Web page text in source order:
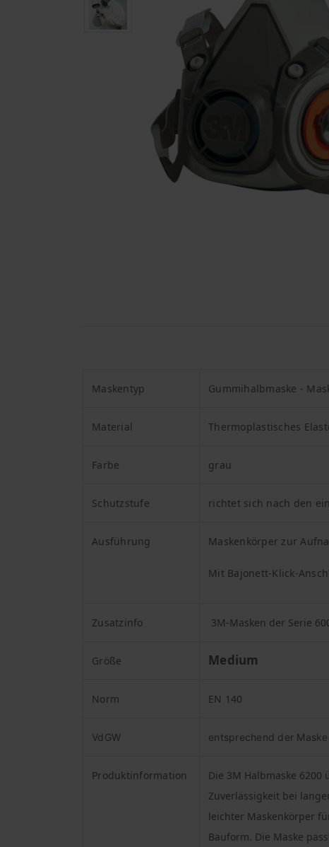
Maskentyp Gummihalbmaske -
Material Thermoplastisches
Farbe grau
Schutzstufe richtet sich nach den
Ausführung Maskenkörper zur
Mit Bajonett-Klick-
Zusatzinfo 3M-Masken der Serie
Größe Medium
Norm EN 140
VdGW entsprechend der
Produktinformation
Die 3M Halbmaske
Zuverlässigkeit bei
leichter Maskenkörper
Bauform. Die Maske